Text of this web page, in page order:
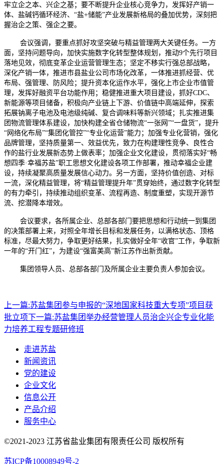
牢立企之本、兴企之基；要不断提升企业核心竞争力，发挥好产销一
体、盐碱钙循环经济、“盐+储能”产业发展新格局的叠加优势，深刻把
握治企之策、强企之要。
会议强调，要重点抓好攻坚突破与精益管理两大关键任务。一方
面，坚持问题导向，加快实施数字化转型整体规划，推动9个先行项目
落地见效，彻底变革企业运营管理生态；坚定不移实行强总部战略，
深化产销一体，推进市县盐业公司市场化改革，一体推进抓经营、优
布局、强管理、防风险；提升资本化运作水平，强化上市企业市值管
理，发挥好融资平台功能作用；稳健推进重大项目建设，抓好CDC、
新能源等项目储备，积极向产业链上下游、价值链中高端延伸，探索
拓展钠离子电池及电池级纯碱、复合调味料等新兴领域；扎实推进集
团物流管理体系建设，加快构建全省仓储物流“一张网”“一盘货”，提升
“网络化布局”“集团化管控”“专业化运营”能力；加强专业化营销，强化
品牌管理，坚持质量第一、效益优先，致力在构建理性竞争、良性合
作的盐行业发展新态势上做表率；加强企业文化建设，贯彻落实好“畅
想四季·幸福苏盐”职工思想文化建设各项工作部署，推动幸福企业建
设，持续凝聚高质量发展信心动力。另一方面，坚持价值创造、对标
一流，深化精益管理，将“精益管理提升年”贯穿始终，通过数字化转型
的有力牵引，持续推动组织变革、流程再造、制度重塑，实现开源节
流、挖潜降本增效。
会议要求，各所属企业、总部各部门要把思想和行动统一到集团
的决策部署上来，对照全年增长目标和发展任务，以满格状态、顶格
标准，尽最大努力，争取更好结果，扎实做好全年“收官”工作，争取新
一年的“开门红”，为建设“强富美高”新江苏作出新贡献。
集团领导人员、总部各部门及所属企业主要负责人参加会议。
上一篇:苏盐集团参与申报的“深地国家科技重大专项”项目获
批立项下一篇:苏盐集团举办经营管理人员治企兴企专业化能
力培养工程专题研修班
走进苏盐
新闻资讯
党的建设
企业文化
信息公开
产品介绍
服务中心
©2021-2023 江苏省盐业集团有限责任公司 版权所有
苏ICP备10008949号-2